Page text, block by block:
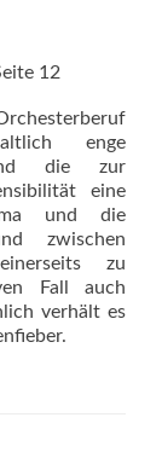
12
enge
die zur
eine
und die
zwischen
zu
Fall auch
verhält es